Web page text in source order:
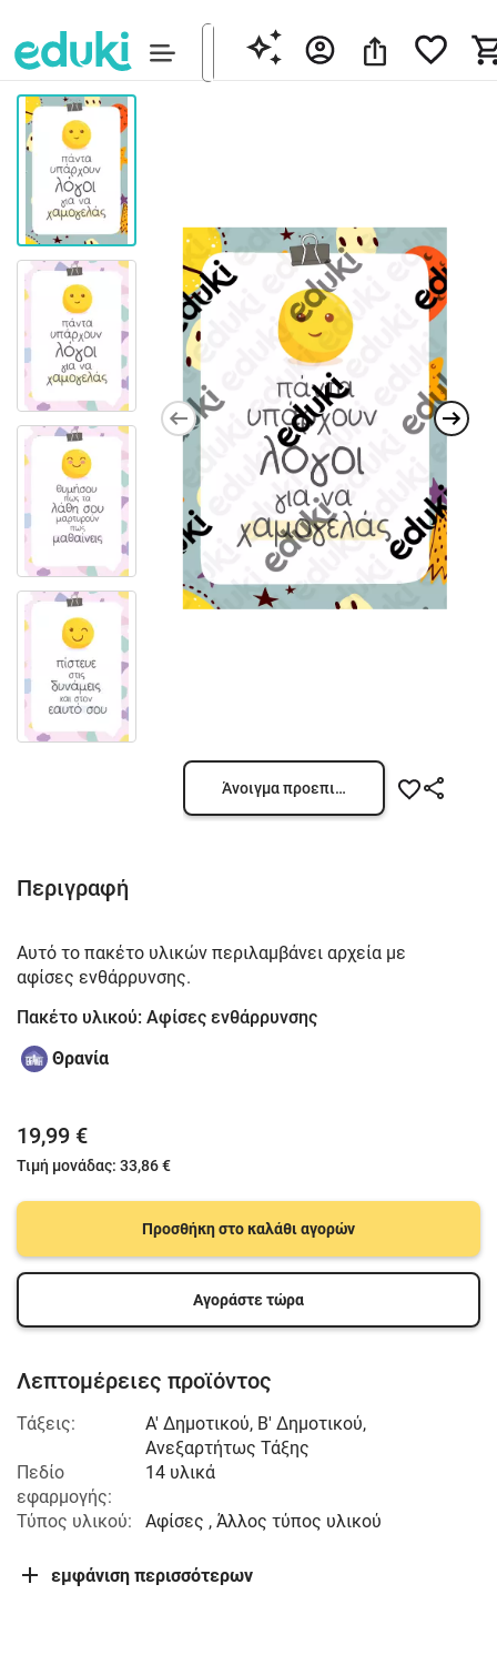
Άνοιγμα προεπισκόπησης
Περιγραφή
Αυτό το πακέτο υλικών περιλαμβάνει αρχεία με
αφίσες ενθάρρυνσης.
Πακέτο υλικού: Αφίσες ενθάρρυνσης
Θρανία
19,99 €
Τιμή μονάδας: 33,86 €
Προσθήκη στο καλάθι αγορών
Αγοράστε τώρα
Λεπτομέρειες προϊόντος
Τάξεις: Α' Δημοτικού, Β' Δημοτικού,
Ανεξαρτήτως Τάξης
Πεδίο
εφαρμογής:
14 υλικά
Τύπος υλικού: Αφίσες , Άλλος τύπος υλικού
εμφάνιση περισσότερων